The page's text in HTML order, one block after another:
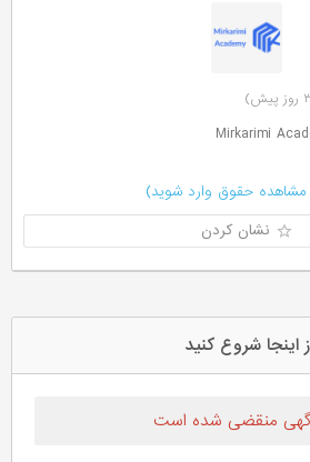
مشاهده حقوق وارد شوید)
نشان کردن
اینجا شروع کنید
منقضی شده است